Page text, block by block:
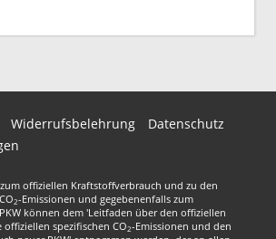
Fahrzeugexposé drucken
Widerrufsbelehrung
Datenschutz
offiziellen Kraftstoffverbrauch und zu den
2-Emissionen und gegebenenfalls zum
können dem 'Leitfaden über den offiziellen
spezifischen CO2-Emissionen und den